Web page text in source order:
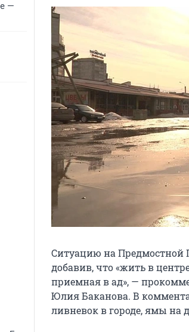
—
Ситуацию на Предмостной
добавив, что «жить в
приемная в ад», —
Юлия Баканова. В
ливневок в городе, ямы на